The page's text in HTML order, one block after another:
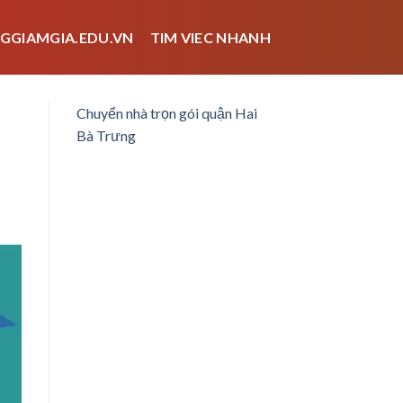
TIM VIEC NHANH
Chuyển nhà trọn gói quận Hai
Bà Trưng